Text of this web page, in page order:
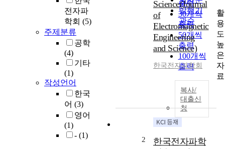
전자파
학회 (5)
주제분류
공학
(4)
기타
(1)
작성언어
한국
어 (3)
영어
(1)
- (1)
발행기
관순
출력
30개씩
출력
50개씩
출력
100개씩
출력
Science(Journal
of
Electromagnetic
Engineering
and Science)
한국전자파학회
복사/
대출신
청
2
한국전자파학
활
용
도
높
은
자
료